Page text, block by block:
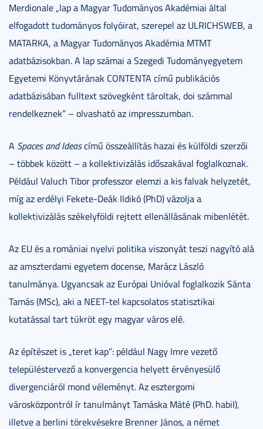
Merdionale „lap a Magyar Tudományos Akadémiai által
elfogadott tudományos folyóirat, szerepel az ULRICHSWEB, a
MATARKA, a Magyar Tudományos Akadémia MTMT
adatbázisokban. A lap számai a Szegedi Tudományegyetem
Egyetemi Könyvtárának CONTENTA című publikációs
adatbázisában fulltext szövegként tároltak, doi számmal
rendelkeznek” – olvasható az impresszumban.
A Spaces and Ideascímű összeállítás hazai és külföldi szerzői
– többek között – a kollektivizálás időszakával foglalkoznak.
Például Valuch Tibor professzor elemzi a kis falvak helyzetét,
míg az erdélyi Fekete-Deák Ildikó (PhD) vázolja a
kollektivizálás székelyföldi rejtett ellenállásának mibenlétét.
Az EU és a romániai nyelvi politika viszonyát teszi nagyító alá
az amszterdami egyetem docense, Marácz László
tanulmánya. Ugyancsak az Európai Unióval foglalkozik Sánta
Tamás (MSc), aki a NEET-tel kapcsolatos statisztikai
kutatással tart tükröt egy magyar város elé.
Az építészet is „teret kap”: például Nagy Imre vezető
településtervező a konvergencia helyett érvényesülő
divergenciáról mond véleményt. Az esztergomi
városközpontról ír tanulmányt Tamáska Máté (PhD. habil),
illetve a berlini törekvésekre Brenner János, a német